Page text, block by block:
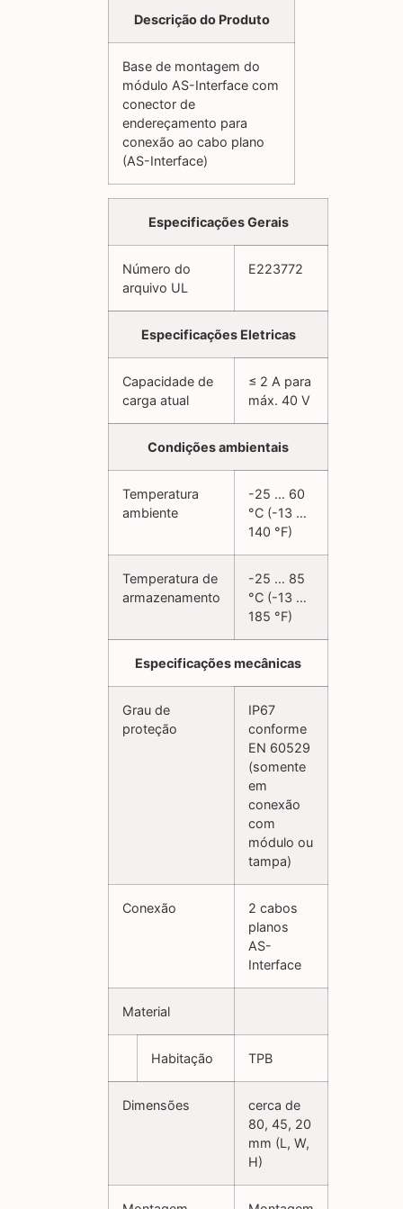
Descrição do Produto
Base de montagem do
módulo AS-Interface com
conector de
endereçamento para
conexão ao cabo plano
(AS-Interface)
Especificações Gerais
Número do
arquivo UL
E223772
Especificações Eletricas
Capacidade de
carga atual
≤ 2 A para
máx. 40 V
Condições ambientais
Temperatura
ambiente
-25 … 60
°C (-13 …
140 °F)
Temperatura de
armazenamento
-25 … 85
°C (-13 …
185 °F)
Especificações mecânicas
Grau de
proteção
IP67
conforme
EN 60529
(somente
em
conexão
com
módulo ou
tampa)
Conexão
2 cabos
planos
AS-
Interface
Material
Habitação TPB
Dimensões
cerca de
80, 45, 20
mm (L, W,
H)